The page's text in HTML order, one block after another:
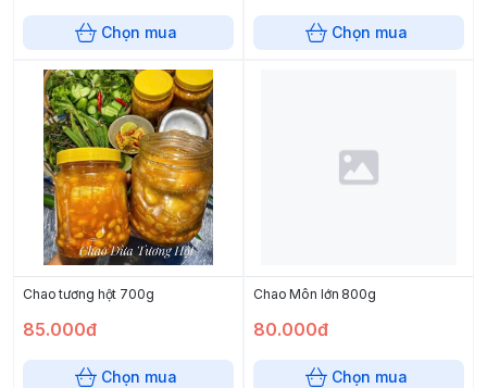
Chọn mua Chọn mua
Chao tương hột 700g
85.000đ
Chọn mua
Chao Môn lớn 800g
80.000đ
Chọn mua